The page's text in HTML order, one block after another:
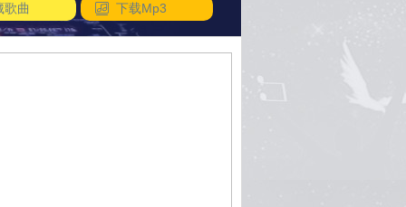
下载Mp3
歌曲